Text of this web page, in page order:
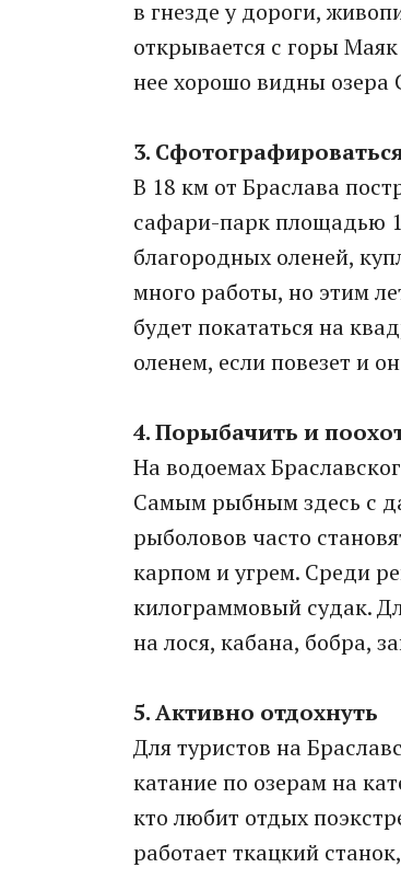
в гнезде у дороги,
открывается с горы
нее хорошо видны озера
3.
В 18 км от Браслава
сафари-парк площадью
благородных оленей,
много работы, но этим
будет покататься на
оленем, если повезет и
4. Порыбачить и
На водоемах
Самым рыбным здесь с
рыболовов часто
карпом и угрем. Среди
килограммовый судак.
на лося, кабана, бобра,
5. Активно отдохнуть
Для туристов на
катание по озерам на
кто любит отдых
работает ткацкий